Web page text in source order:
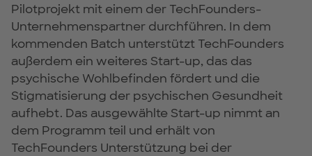
Pilotprojekt mit einem der TechFounders-
Unternehmenspartner durchführen. In dem
kommenden Batch unterstützt TechFounders
außerdem ein weiteres Start-up, das das
psychische Wohlbefinden fördert und die
Stigmatisierung der psychischen Gesundheit
aufhebt. Das ausgewählte Start-up nimmt an
dem Programm teil und erhält von
TechFounders Unterstützung bei der